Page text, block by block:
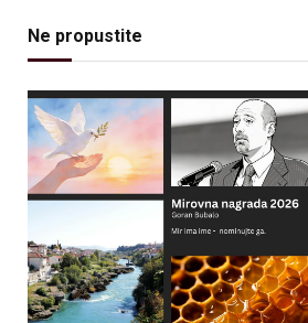
Ne propustite